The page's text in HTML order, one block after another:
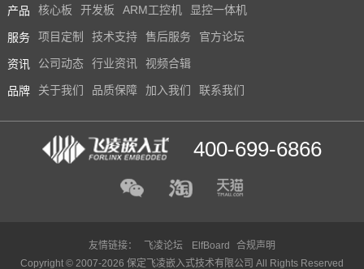
产品 核心板 开发板 ARM工控机 显控一体机
服务 项目定制 技术支持 售后服务 官方论坛
资讯 公司动态 行业资讯 视频合辑
品牌 关于我们 品质保障 加入我们 联系我们
400-699-6866
友情链接： 飞凌论坛 ElfBoard
合规声明
Copyright © 2007-2026 保定飞凌嵌入式技术有限公司 All Rights Reserved